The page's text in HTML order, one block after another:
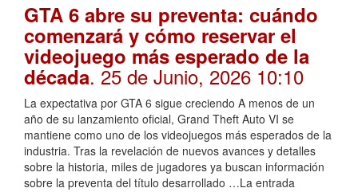
GTA 6 abre su preventa: cuándo
comenzará y cómo reservar el
videojuego más esperado de la
década. 25 de Junio, 2026 10:10
La expectativa por GTA 6 sigue creciendo A menos de un
año de su lanzamiento oficial, Grand Theft Auto VI se
mantiene como uno de los videojuegos más esperados de la
industria. Tras la revelación de nuevos avances y detalles
sobre la historia, miles de jugadores ya buscan información
sobre la preventa del título desarrollado …La entrada